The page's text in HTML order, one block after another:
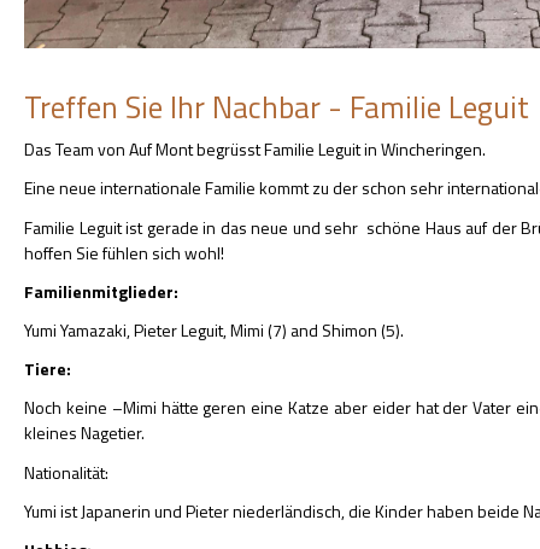
Treffen Sie Ihr Nachbar - Familie Leguit
Das Team von Auf Mont begrüsst Familie Leguit in Wincheringen.
Eine neue internationale Familie kommt zu der schon sehr
Familie Leguit ist gerade in das neue und sehr schöne Haus auf der
hoffen Sie fühlen sich wohl!
Familienmitglieder:
Yumi Yamazaki, Pieter Leguit, Mimi (7) and Shimon (5).
Tiere:
Noch keine –Mimi hätte geren eine Katze aber eider hat der Vater
kleines Nagetier.
Nationalität:
Yumi ist Japanerin und Pieter niederländisch, die Kinder haben beide